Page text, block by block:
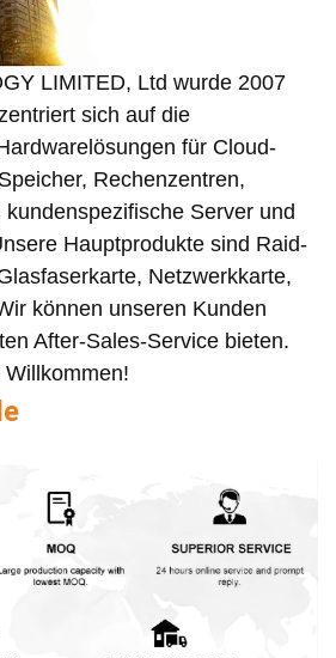
LIMITED, Ltd wurde 2007
sich auf die
für Cloud-
Rechenzentren,
Server und
Hauptprodukte sind Raid-
Netzwerkkarte,
können unseren Kunden
After-Sales-Service bieten.